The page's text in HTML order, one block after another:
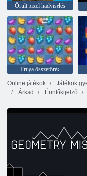
Őrült pixel hadviselés
Fruya összetörés
Online játékok
Játékok
Árkád
Érintőkijelző